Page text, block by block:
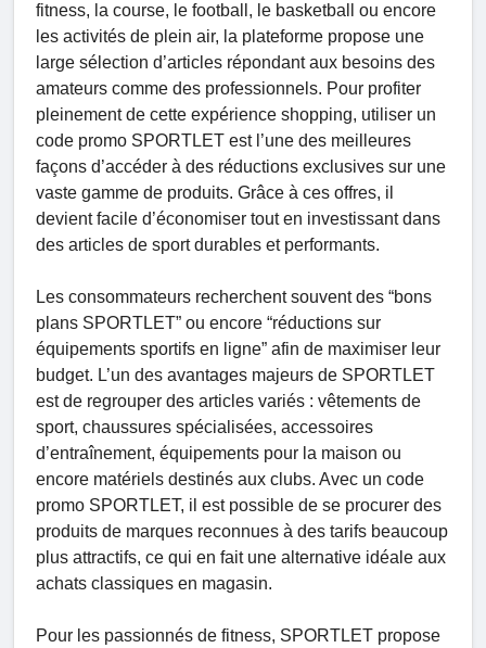
fitness, la course, le football, le basketball ou encore
les activités de plein air, la plateforme propose une
large sélection d’articles répondant aux besoins des
amateurs comme des professionnels. Pour profiter
pleinement de cette expérience shopping, utiliser un
code promo SPORTLET est l’une des meilleures
façons d’accéder à des réductions exclusives sur une
vaste gamme de produits. Grâce à ces offres, il
devient facile d’économiser tout en investissant dans
des articles de sport durables et performants.
Les consommateurs recherchent souvent des “bons
plans SPORTLET” ou encore “réductions sur
équipements sportifs en ligne” afin de maximiser leur
budget. L’un des avantages majeurs de SPORTLET
est de regrouper des articles variés : vêtements de
sport, chaussures spécialisées, accessoires
d’entraînement, équipements pour la maison ou
encore matériels destinés aux clubs. Avec un code
promo SPORTLET, il est possible de se procurer des
produits de marques reconnues à des tarifs beaucoup
plus attractifs, ce qui en fait une alternative idéale aux
achats classiques en magasin.
Pour les passionnés de fitness, SPORTLET propose